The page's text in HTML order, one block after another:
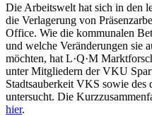
Die Arbeitswelt hat sich in den
die Verlagerung von
Office. Wie die kommunalen
und welche Veränderungen sie
möchten, hat L·Q·M
unter Mitgliedern der VKU
Stadtsauberkeit VKS sowie des
untersucht. Die
hier.